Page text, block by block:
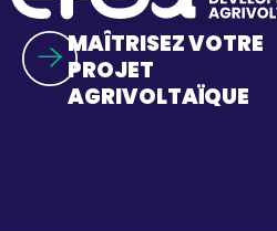
MAÎTRISEZ VOTRE
PROJET
AGRIVOLTAÏQUE